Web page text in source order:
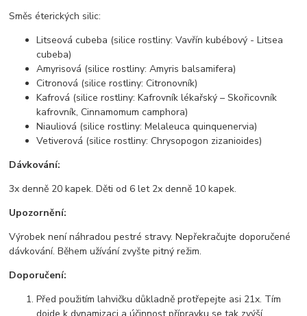
Směs éterických silic:
Litseová cubeba (silice rostliny: Vavřín kubébový - Litsea
cubeba)
Amyrisová (silice rostliny: Amyris balsamifera)
Citronová (silice rostliny: Citronovník)
Kafrová (silice rostliny: Kafrovník lékařský – Skořicovník
kafrovník, Cinnamomum camphora)
Niauliová (silice rostliny: Melaleuca quinquenervia)
Vetiverová (silice rostliny: Chrysopogon zizanioides)
Dávkování:
3x denně 20 kapek. Děti od 6 let 2x denně 10 kapek.
Upozornění:
Výrobek není náhradou pestré stravy. Nepřekračujte doporučené
dávkování. Během užívání zvyšte pitný režim.
Doporučení:
Před použitím lahvičku důkladně protřepejte asi 21x. Tím